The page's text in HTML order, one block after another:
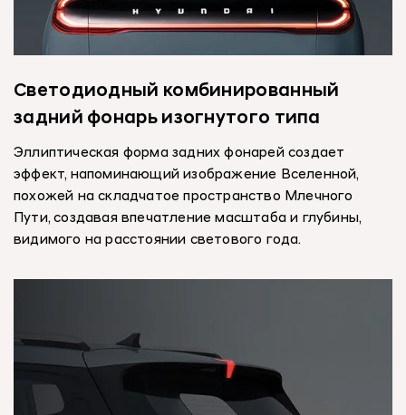
Светодиодный комбинированный
задний фонарь изогнутого типа
Эллиптическая форма задних фонарей создает
эффект, напоминающий изображение Вселенной,
похожей на складчатое пространство Млечного
Пути, создавая впечатление масштаба и глубины,
видимого на расстоянии светового года.